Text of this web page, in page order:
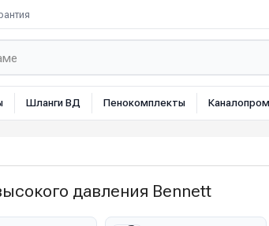
Шланги ВД Пенокомплекты
давления Bennett